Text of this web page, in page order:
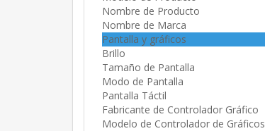
Nombre de Producto
Nombre de Marca
Pantalla y gráficos
Brillo
Tamaño de Pantalla
Modo de Pantalla
Pantalla Táctil
Fabricante de Controlador Gráfico
Modelo de Controlador de Gráficos